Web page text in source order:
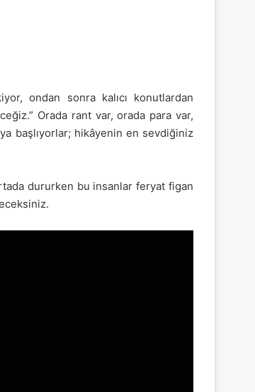
ondan sonra kalıcı konutlardan
Orada rant var, orada para var,
başlıyorlar; hikâyenin en sevdiğiniz
dururken bu insanlar feryat figan